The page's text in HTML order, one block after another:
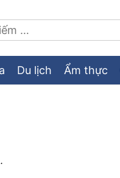
Du lịch Ẩm thực